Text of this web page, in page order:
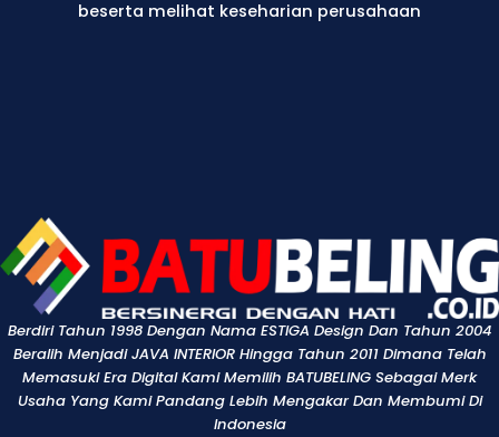
a
r
e
beserta melihat keseharian perusahaan
Berdiri Tahun 1998 Dengan Nama ESTIGA Design Dan Tahun 2004
Beralih Menjadi JAVA INTERIOR Hingga Tahun 2011 Dimana Telah
Memasuki Era Digital Kami Memilih BATUBELING Sebagai Merk
Usaha Yang Kami Pandang Lebih Mengakar Dan Membumi Di
Indonesia